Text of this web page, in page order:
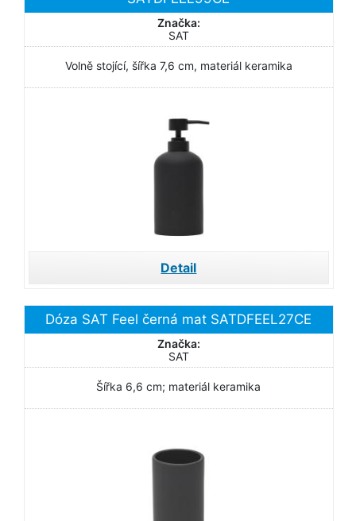
Značka:
SAT
Volně stojící, šířka 7,6 cm, materiál keramika
Detail
Dóza SAT Feel černá mat SATDFEEL27CE
Značka:
SAT
Šířka 6,6 cm; materiál keramika